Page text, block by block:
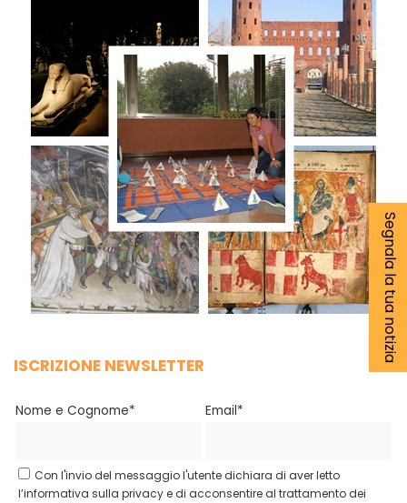
ISCRIZIONE NEWSLETTER
Nome e Cognome* Email*
Con l'invio del messaggio l'utente dichiara di aver letto
l’informativa sulla privacy e di acconsentire al trattamento dei
Segnala la tua notizia